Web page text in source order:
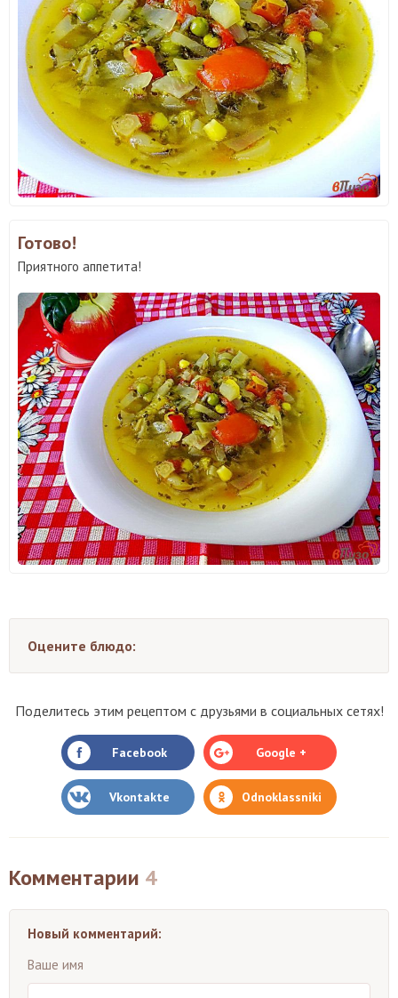
Готово!
Приятного аппетита!
Оцените блюдо:
Поделитесь этим рецептом с друзьями в социальных сетях!
Facebook Google +
Vkontakte Odnoklassniki
Комментарии 4
Новый комментарий:
Ваше имя